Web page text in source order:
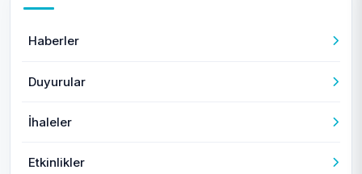
Haberler
Duyurular
İhaleler
Etkinlikler